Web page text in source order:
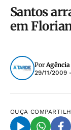
Santos
em
Por
29/11/2009
OUÇA